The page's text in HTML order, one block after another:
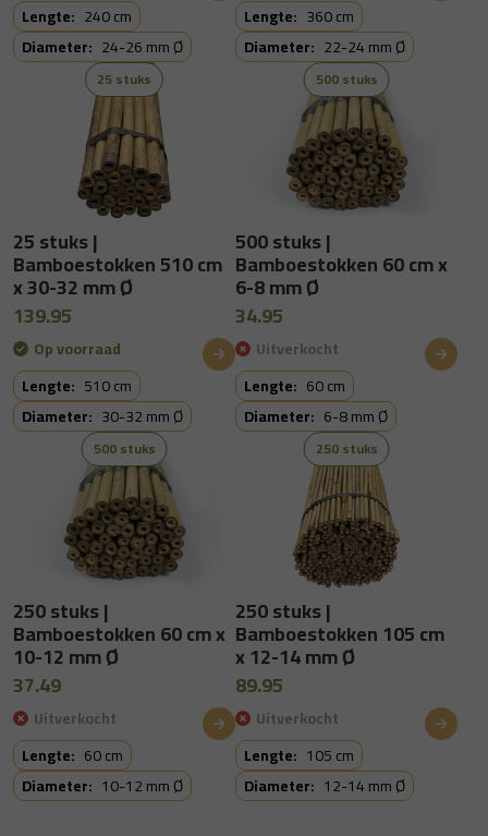
Lengte: 240 cm
Diameter: 24-26 mm Ø
Lengte: 360 cm
Diameter: 22-24 mm Ø
25 stuks
25 stuks |
Bamboestokken 510 cm
x 30-32 mm Ø
139.95
Op voorraad
Lengte: 510 cm
Diameter: 30-32 mm Ø
500 stuks
500 stuks |
Bamboestokken 60 cm x
6-8 mm Ø
34.95
Uitverkocht
Lengte: 60 cm
Diameter: 6-8 mm Ø
500 stuks
250 stuks |
Bamboestokken 60 cm x
10-12 mm Ø
37.49
Uitverkocht
Lengte: 60 cm
Diameter: 10-12 mm Ø
250 stuks
250 stuks |
Bamboestokken 105 cm
x 12-14 mm Ø
89.95
Uitverkocht
Lengte: 105 cm
Diameter: 12-14 mm Ø